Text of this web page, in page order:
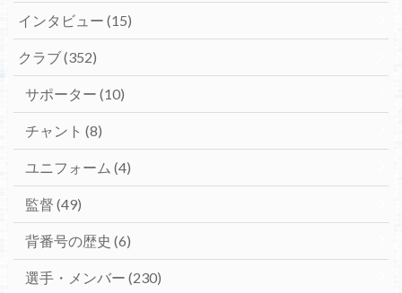
インタビュー (15)
クラブ(352)
サポーター (10)
チャント (8)
ユニフォーム (4)
監督 (49)
背番号の歴史 (6)
選手・メンバー (230)